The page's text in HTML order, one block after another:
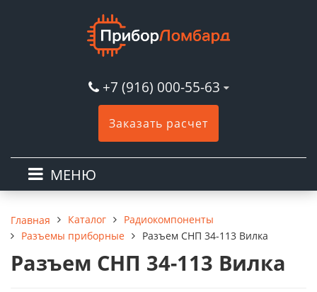
+7 (916) 000-55-63
Заказать расчет
МЕНЮ
Главная Каталог
Радиокомпоненты
Разъемы приборные
Разъем СНП 34-113 Вилка
Разъем СНП 34-113 Вилка